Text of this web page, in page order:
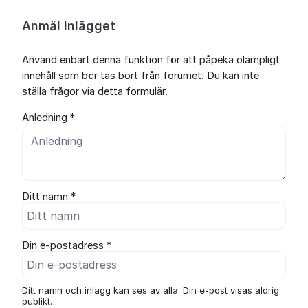
Anmäl inlägget
Använd enbart denna funktion för att påpeka olämpligt
innehåll som bör tas bort från forumet. Du kan inte
ställa frågor via detta formulär.
Anledning *
Ditt namn *
Din e-postadress *
Ditt namn och inlägg kan ses av alla. Din e-post visas aldrig
publikt.